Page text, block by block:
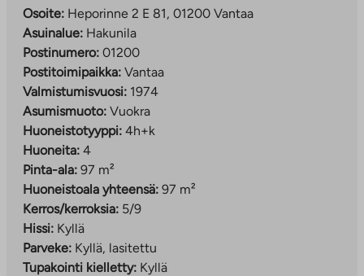
Osoite: Heporinne 2 E 81, 01200 Vantaa
Asuinalue: Hakunila
Postinumero: 01200
Postitoimipaikka: Vantaa
Valmistumisvuosi: 1974
Asumismuoto: Vuokra
Huoneistotyyppi: 4h+k
Huoneita: 4
Pinta-ala: 97 m²
Huoneistoala yhteensä: 97 m²
Kerros/kerroksia: 5/9
Hissi: Kyllä
Parveke: Kyllä, lasitettu
Tupakointi kielletty: Kyllä